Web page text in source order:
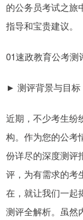
的公务员考试之旅
指导和宝贵建议。
01速政教育公考测
► 测评背景与目标
近期，不少考生纷
构。作为您的公考
份详尽的深度测评
评，为有需求的考
在，就让我们一起
测评全解析。虽然